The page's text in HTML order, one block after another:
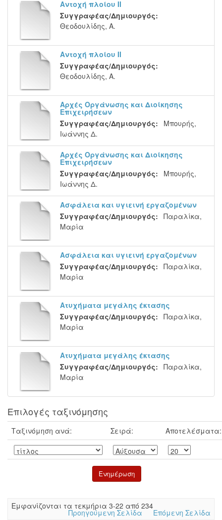
Αντοχή πλοίου ΙΙ
Συγγραφέας/Δημιουργός:
Θεοδουλίδης, Α.
Αντοχή πλοίου ΙΙ
Συγγραφέας/Δημιουργός:
Θεοδουλίδης, Α.
Αρχές Οργάνωσης και Διοίκησης
Επιχειρήσεων
Συγγραφέας/Δημιουργός:
Μπουρής,
Ιωάννης Δ.
Αρχές Οργάνωσης και Διοίκησης
Επιχειρήσεων
Συγγραφέας/Δημιουργός:
Μπουρής,
Ιωάννης Δ.
Ασφάλεια και υγιεινή εργαζομένων
Συγγραφέας/Δημιουργός: Παραλίκα,
Μαρία
Ασφάλεια και υγιεινή εργαζομένων
Συγγραφέας/Δημιουργός: Παραλίκα,
Μαρία
Ατυχήματα μεγάλης έκτασης
Συγγραφέας/Δημιουργός: Παραλίκα,
Μαρία
Ατυχήματα μεγάλης έκτασης
Συγγραφέας/Δημιουργός: Παραλίκα,
Μαρία
Επιλογές ταξινόμησης
Ταξινόμηση ανά: Σειρά: Αποτελέσματα:
Eμφανίζονται τα τεκμήρια 3-22 από 234
Προηγούμενη Σελίδα Επόμενη Σελίδα